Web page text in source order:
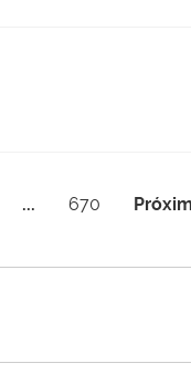
... 670